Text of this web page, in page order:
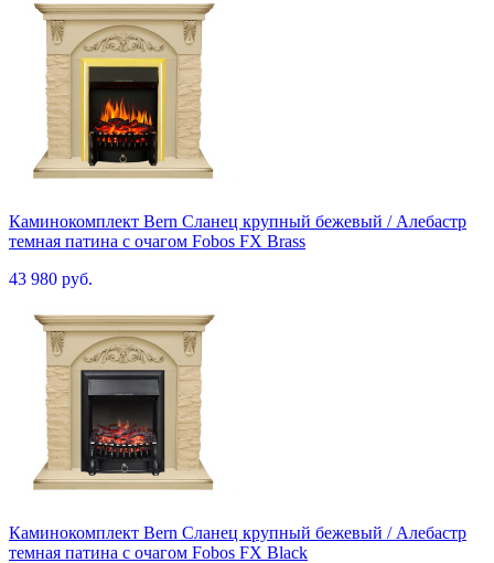
Каминокомплект Bern Сланец крупный бежевый / Алебастр
темная патина с очагом Fobos FX Brass
43 980 руб.
Каминокомплект Bern Сланец крупный бежевый / Алебастр
темная патина с очагом Fobos FX Black